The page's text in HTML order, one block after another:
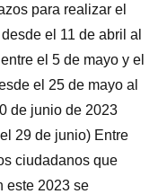
para realizar el
el 11 de abril al
el 5 de mayo y el
el 25 de mayo al
de junio de 2023
29 de junio) Entre
ciudadanos que
este 2023 se